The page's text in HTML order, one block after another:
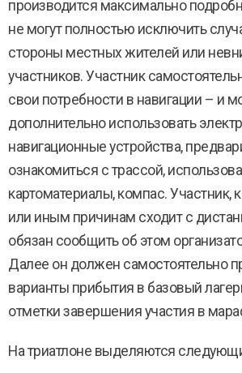
производится максимально
не могут полностью исключить
стороны местных жителей или
участников. Участник
свои потребности в навигации – и
дополнительно использовать
навигационные устройства,
ознакомиться с трассой,
картоматериалы, компас. Участник,
или иным причинам сходит с
обязан сообщить об этом
Далее он должен самостоятельно
варианты прибытия в базовый
отметки завершения участия в
На триатлоне выделяются